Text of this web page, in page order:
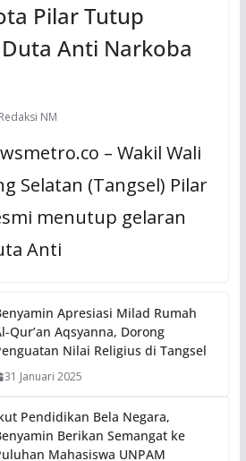
Pilar Tutup
Anti Narkoba
Redaksi NM
– Wakil Wali
Selatan (Tangsel) Pilar
menutup gelaran
Anti
Apresiasi Milad Rumah
Qur’an Aqsyanna, Dorong
Nilai Religius di Tangsel
31 Januari 2025
Pendidikan Bela Negara,
Berikan Semangat ke
Mahasiswa UNPAM